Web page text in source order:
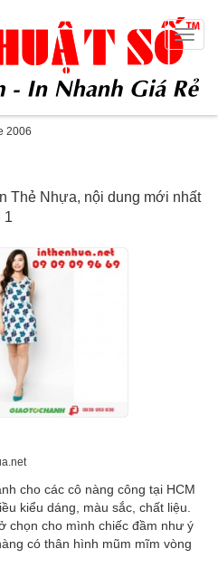
2006
Thẻ Nhựa, nội dung mới nhất
1
cho các cô nàng công tại HCM
kiểu dáng, màu sắc, chất liệu.
chọn cho mình chiếc đầm như ý
có thân hình mũm mĩm vòng